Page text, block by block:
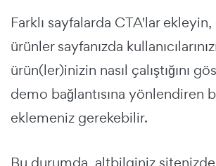
Farklı sayfalarda CTA'lar
ürünler sayfanızda
ürün(ler)inizin nasıl çalıştığını
demo bağlantısına yönlendiren
eklemeniz gerekebilir.